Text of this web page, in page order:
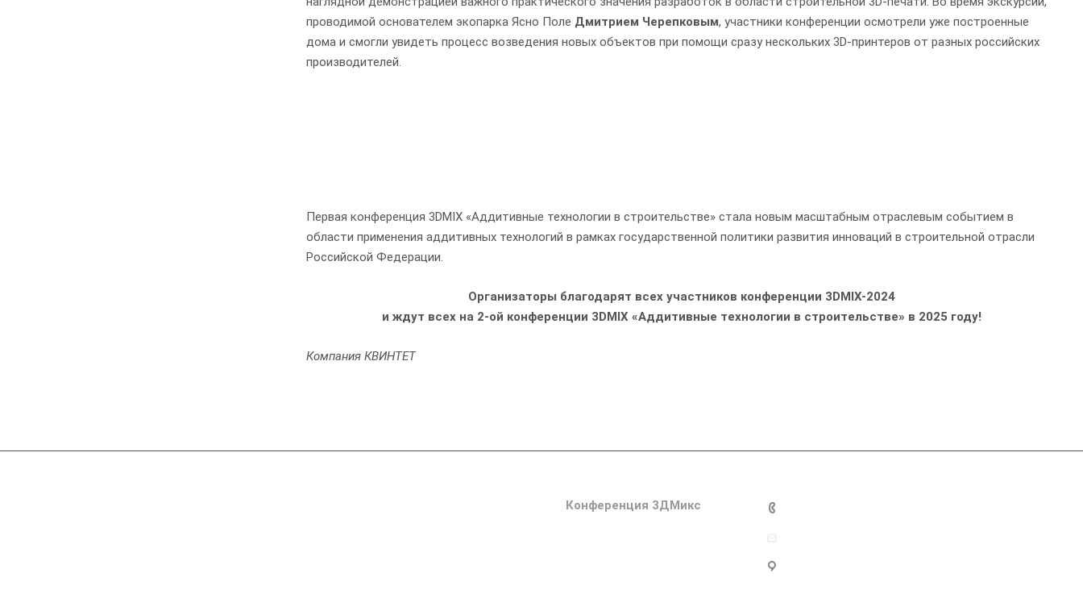
проводимой основателем экопарка Ясно Поле Дмитрием Черепковым, участники конференции осмотрели уже построенные
дома и смогли увидеть процесс возведения новых объектов при помощи сразу нескольких 3D-принтеров от разных российских
производителей.
Первая конференция 3DMIX «Аддитивные технологии в строительстве» стала новым масштабным отраслевым событием в
области применения аддитивных технологий в рамках государственной политики развития инноваций в строительной отрасли
Российской Федерации.
Организаторы благодарят всех участников конференции 3DMIX-2024
и ждут всех на 2-ой конференции 3DMIX «Аддитивные технологии в строительстве» в 2025 году!
Компания КВИНТЕТ
Конференция 3ДМикс